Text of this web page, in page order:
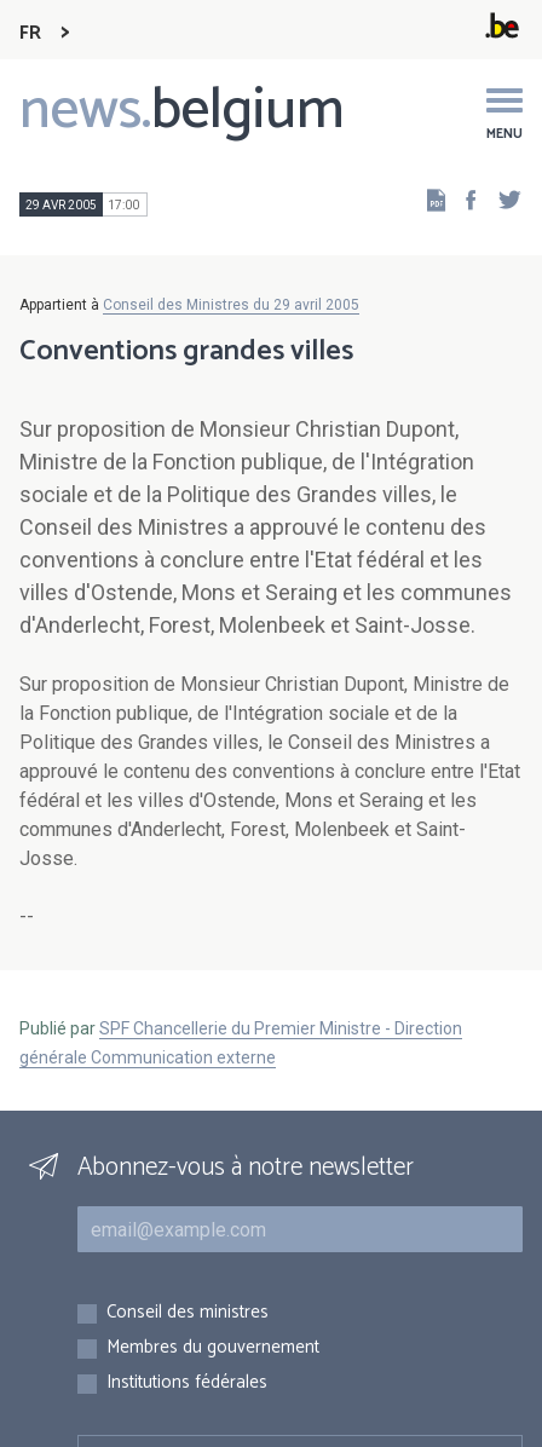
FR
news.belgium MENU
Main
navigation
29 AVR 2005 17:00
Appartient à Conseil des Ministres du 29 avril 2005
Conventions grandes villes
Sur proposition de Monsieur Christian Dupont,
Ministre de la Fonction publique, de l'Intégration
sociale et de la Politique des Grandes villes, le
Conseil des Ministres a approuvé le contenu des
conventions à conclure entre l'Etat fédéral et les
villes d'Ostende, Mons et Seraing et les communes
d'Anderlecht, Forest, Molenbeek et Saint-Josse.
Sur proposition de Monsieur Christian Dupont, Ministre de
la Fonction publique, de l'Intégration sociale et de la
Politique des Grandes villes, le Conseil des Ministres a
approuvé le contenu des conventions à conclure entre l'Etat
fédéral et les villes d'Ostende, Mons et Seraing et les
communes d'Anderlecht, Forest, Molenbeek et Saint-
Josse.
--
Publié parSPF Chancellerie du Premier Ministre - Direction
générale Communication externe
Abonnez-vous à notre newsletter
Courriel
Inscriptions
Conseil des ministres
Membres du gouvernement
Institutions fédérales